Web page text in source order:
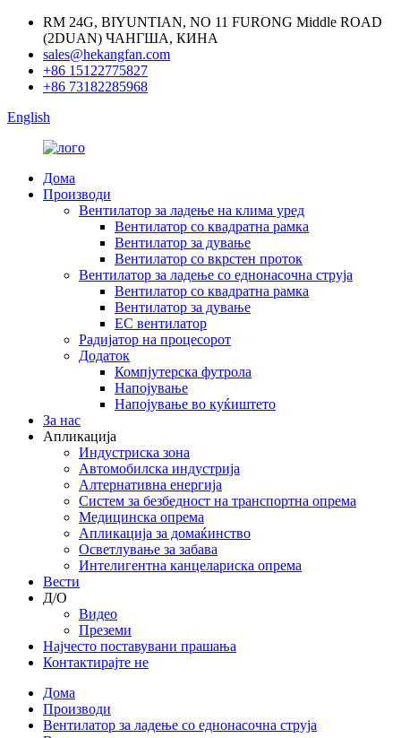
RM 24G, BIYUNTIAN, NO 11 FURONG Middle ROAD
(2DUAN) ЧАНГША, КИНА
sales@hekangfan.com
+86 15122775827
+86 73182285968
English
Дома
Производи
Вентилатор за ладење на клима уред
Вентилатор со квадратна рамка
Вентилатор за дување
Вентилатор со вкрстен проток
Вентилатор за ладење со еднонасочна струја
Вентилатор со квадратна рамка
Вентилатор за дување
EC вентилатор
Радијатор на процесорот
Додаток
Компјутерска футрола
Напојување
Напојување во куќиштето
За нас
Апликација
Индустриска зона
Автомобилска индустрија
Алтернативна енергија
Систем за безбедност на транспортна опрема
Медицинска опрема
Апликација за домаќинство
Осветлување за забава
Интелигентна канцелариска опрема
Вести
Д/О
Видео
Преземи
Најчесто поставувани прашања
Контактирајте не
Дома
Производи
Вентилатор за ладење со еднонасочна струја